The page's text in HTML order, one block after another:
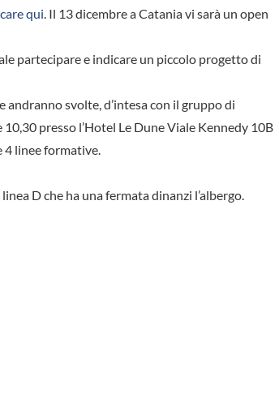
qui. Il 13 dicembre a Catania vi sarà un open
partecipare e indicare un piccolo progetto di
svolte, d’intesa con il gruppo di
presso l’Hotel Le Dune Viale Kennedy 10B
4 linee formative.
D che ha una fermata dinanzi l’albergo.